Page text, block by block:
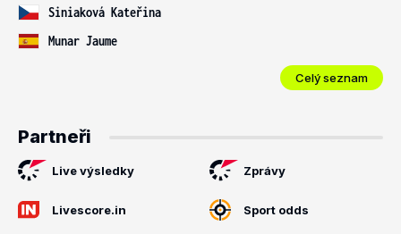
Siniaková Kateřina
Munar Jaume
Celý seznam
Partneři
Live výsledky Zprávy
Livescore.in Sport odds